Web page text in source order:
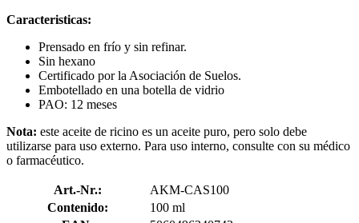
Caracteristicas:
Prensado en frío y sin refinar.
Sin hexano
Certificado por la Asociación de Suelos.
Embotellado en una botella de vidrio
PAO: 12 meses
Nota: este aceite de ricino es un aceite puro, pero solo debe
utilizarse para uso externo. Para uso interno, consulte con su médico
o farmacéutico.
Art.-Nr.:
AKM-CAS100
Contenido:
100 ml